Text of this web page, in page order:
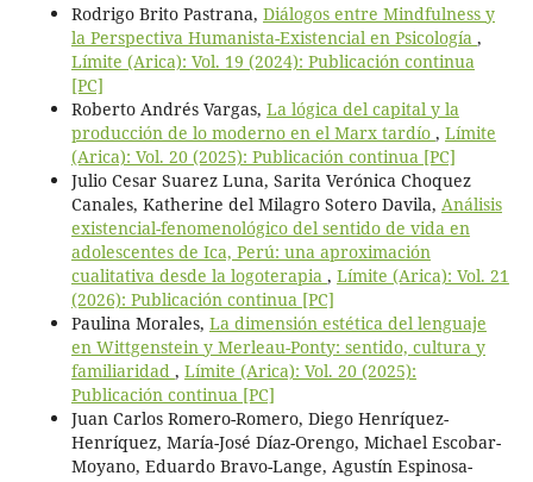
Rodrigo Brito Pastrana, Diálogos entre Mindfulness y
la Perspectiva Humanista-Existencial en Psicología ,
Límite (Arica): Vol. 19 (2024): Publicación continua
[PC]
Roberto Andrés Vargas, La lógica del capital y la
producción de lo moderno en el Marx tardío , Límite
(Arica): Vol. 20 (2025): Publicación continua [PC]
Julio Cesar Suarez Luna, Sarita Verónica Choquez
Canales, Katherine del Milagro Sotero Davila, Análisis
existencial-fenomenológico del sentido de vida en
adolescentes de Ica, Perú: una aproximación
cualitativa desde la logoterapia , Límite (Arica): Vol. 21
(2026): Publicación continua [PC]
Paulina Morales, La dimensión estética del lenguaje
en Wittgenstein y Merleau-Ponty: sentido, cultura y
familiaridad , Límite (Arica): Vol. 20 (2025):
Publicación continua [PC]
Juan Carlos Romero-Romero, Diego Henríquez-
Henríquez, María-José Díaz-Orengo, Michael Escobar-
Moyano, Eduardo Bravo-Lange, Agustín Espinosa-